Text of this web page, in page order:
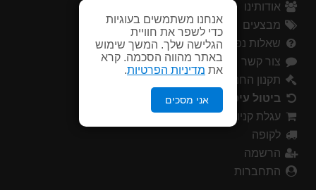
אנחנו משתמשים בעוגיות
כדי לשפר את חוויית
הגלישה שלך. המשך שימוש
באתר מהווה הסכמה. קרא
את מדיניות הפרטיות
אני מסכים
אודותינו
מבצעים
שאלות נפוצות
צור קשר
תקנון החנות
ביטול עיסקה
עגלת קניות
לקופה
הרשמה
התחברות